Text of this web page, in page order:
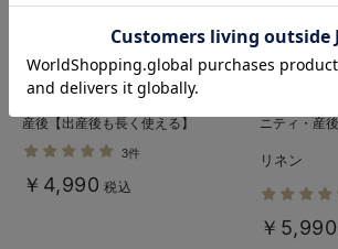
タックワイドパンツ マタニティ・
産後【出産後も長く使える】
3件
￥4,990 税込
ニティ・産
リネン
￥5,990
お気に入り商品を確認す